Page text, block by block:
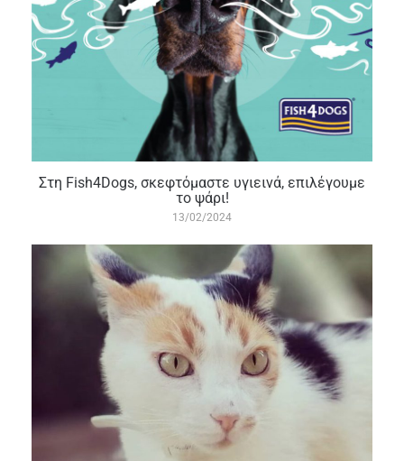
Στη Fish4Dogs, σκεφτόμαστε υγιεινά, επιλέγουμε
το ψάρι!
13/02/2024